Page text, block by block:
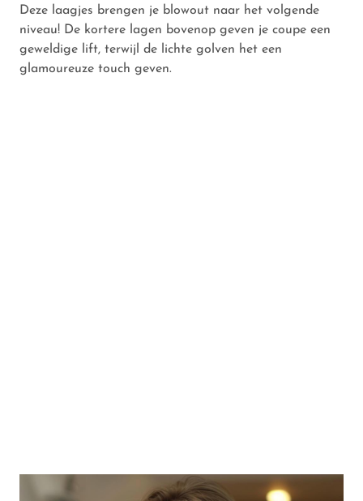
Deze laagjes brengen je blowout naar het volgende
niveau! De kortere lagen bovenop geven je coupe een
geweldige lift, terwijl de lichte golven het een
glamoureuze touch geven.